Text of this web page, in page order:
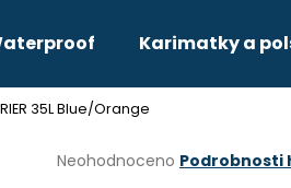
Karimatky a
35L Blue/Orange
Průměrné
Neohodnoceno Podrobnosti
najít?